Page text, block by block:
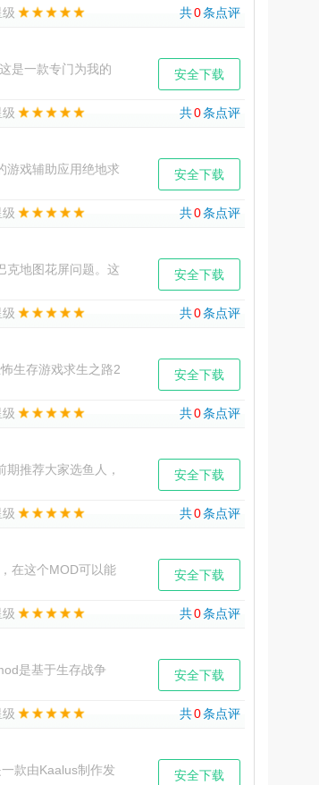
共0条点评
是一款专门为我的
安全下载
共0条点评
戏辅助应用绝地求
安全下载
共0条点评
地图花屏问题。这
安全下载
共0条点评
生存游戏求生之路2
安全下载
共0条点评
推荐大家选鱼人，
安全下载
共0条点评
在这个MOD可以能
安全下载
共0条点评
是基于生存战争
安全下载
共0条点评
款由Kaalus制作发
安全下载